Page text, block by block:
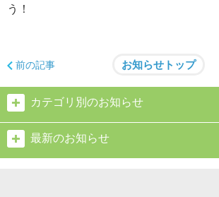
う！
前の記事 お知らせトップ
カテゴリ別のお知らせ
最新のお知らせ